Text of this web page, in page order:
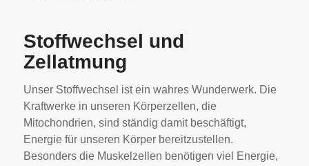
Stoffwechsel und
Zellatmung
Unser Stoffwechsel ist ein wahres Wunderwerk. Die
Kraftwerke in unseren Körperzellen, die
Mitochondrien, sind ständig damit beschäftigt,
Energie für unseren Körper bereitzustellen.
Besonders die Muskelzellen benötigen viel Energie,